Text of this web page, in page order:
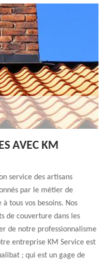
AVEC KM
service des artisans
par le métier de
tous vos besoins. Nos
de couverture dans les
de notre professionnalisme
entreprise KM Service est
; qui est un gage de